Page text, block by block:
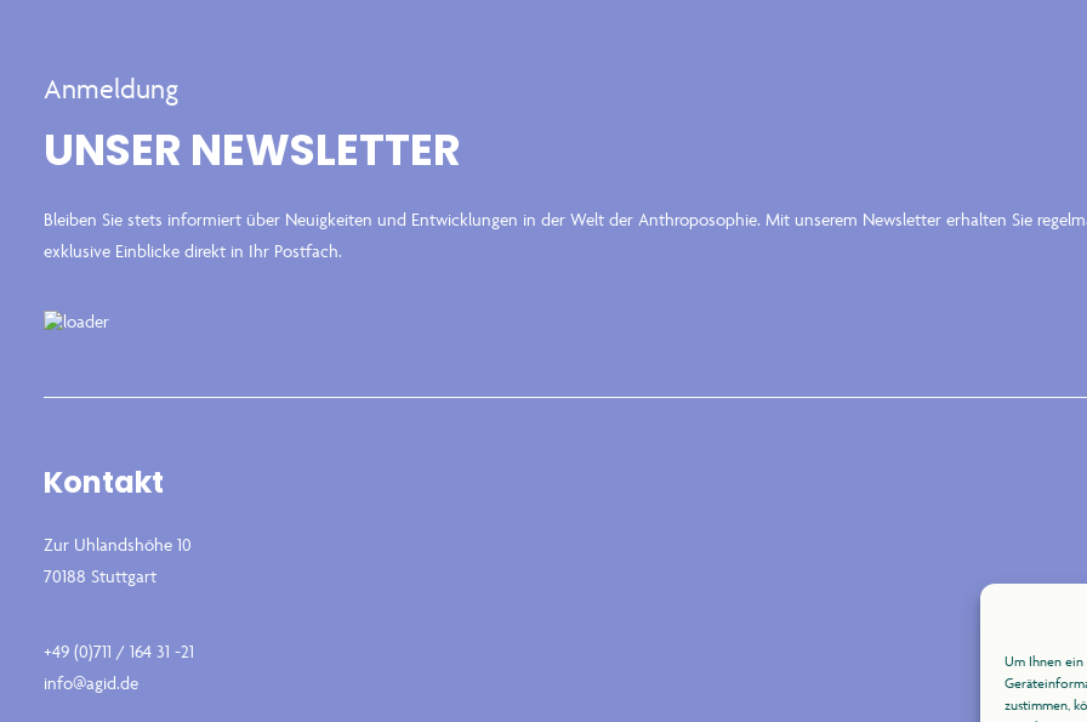
Um Ihnen
zustimmen,
Anmeldung
UNSER NEWSLETTER
Bleiben Sie stets informiert über Neuigkeiten und Entwicklungen in der Welt der Anthroposophie. Mit unserem Newsletter erhalten Sie
exklusive Einblicke direkt in Ihr Postfach.
Kontakt
Zur Uhlandshöhe 10
70188 Stuttgart
+49 (0)711 / 164 31 -21
info@agid.de